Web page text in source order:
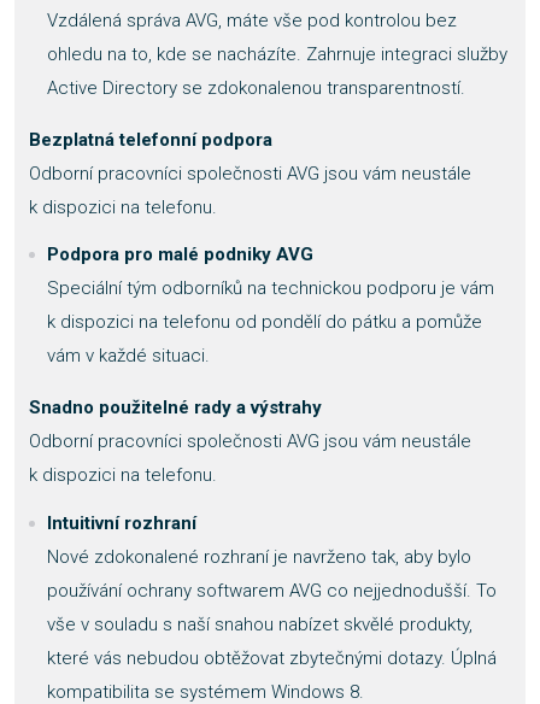
Vzdálená správa AVG, máte vše pod kontrolou bez
ohledu na to, kde se nacházíte. Zahrnuje integraci služby
Active Directory se zdokonalenou transparentností.
Bezplatná telefonní podpora
Odborní pracovníci společnosti AVG jsou vám neustále
k dispozici na telefonu.
Podpora pro malé podniky AVG
Speciální tým odborníků na technickou podporu je vám
k dispozici na telefonu od pondělí do pátku a pomůže
vám v každé situaci.
Snadno použitelné rady a výstrahy
Odborní pracovníci společnosti AVG jsou vám neustále
k dispozici na telefonu.
Intuitivní rozhraní
Nové zdokonalené rozhraní je navrženo tak, aby bylo
používání ochrany softwarem AVG co nejjednodušší. To
vše v souladu s naší snahou nabízet skvělé produkty,
které vás nebudou obtěžovat zbytečnými dotazy. Úplná
kompatibilita se systémem Windows 8.